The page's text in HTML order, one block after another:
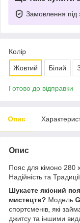
Замовлення під
Колір
Жовтий Білий
Готово до відправки
Опис
Опис
Пояс для кімоно
Надійність та Традиції
Шукаєте якісний
мистецтв? Модель
спортсменів, які
джитсу та іншими